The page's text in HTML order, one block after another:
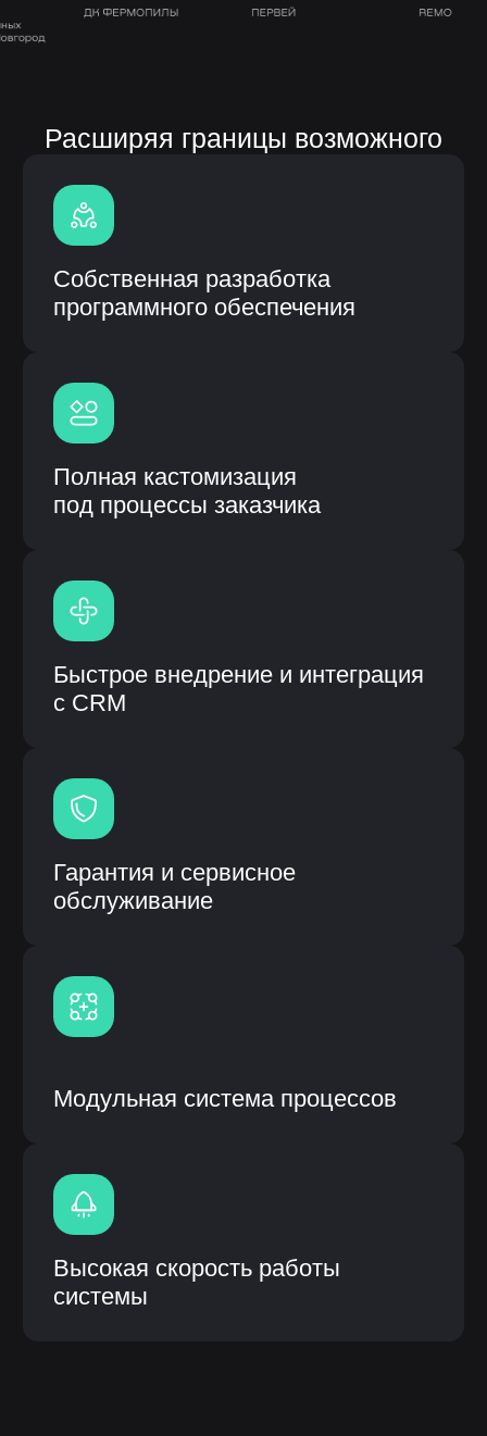
Быстрое внедрение и интеграция
с CRM
Модульная система процессов
Высокая скорость работы
системы
Единая система вместо
разрозненных решений
технико-организующая система) –
специализированное прикладное
программное обеспечение,
предназначенное для решения задач
синхронизации, координации, анализа
Описание инф.системы:
Собственная разработка с открытым
Интеграция с системами заказчика
(1С, CRM и др.), а также
оборудованием
Высокое быстродействие
месяцев
Внедрение, обучение, гарантия и
сервисное сопроводение